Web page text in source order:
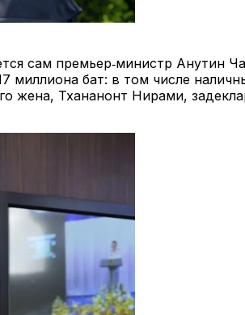
сам премьер‑министр Анутин
бат: в том числе
жена, Тхананонт Нирами,